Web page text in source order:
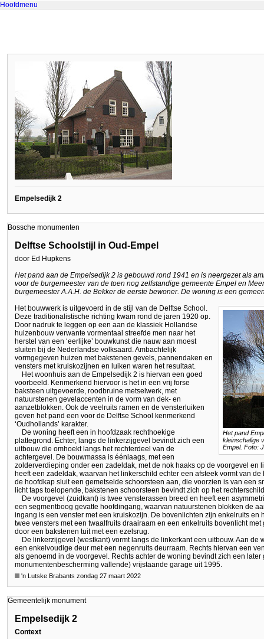
Hoofdmenu
Empelsedijk 2
Bossche monumenten
Delftse Schoolstijl in Oud-Empel
door Ed Hupkens
Het pand aan de Empelsedijk 2 is gebouwd rond 1941 en is neergezet als
voor de burgemeester van de toen nog zelfstandige gemeente Empel en
burgemeester A.A.H. de Bekker de eerste bewoner. De woning is een
Het pand
kleinschalige
Empel. Foto:
Het bouwwerk is uitgevoerd in de stijl van de Delftse School.
Deze traditionalistische richting kwam rond de jaren 1920 op.
Door nadruk te leggen op een aan de klassiek Hollandse
huizenbouw verwante vormentaal streefde men naar het
herstel van een ‘eerlijke’ bouwkunst die nauw aan moest
sluiten bij de Nederlandse volksaard. Ambachtelijk
vormgegeven huizen met bakstenen gevels, pannendaken en
vensters met kruiskozijnen en luiken waren het resultaat.
Het woonhuis aan de Empelsedijk 2 is hiervan een goed
voorbeeld. Kenmerkend hiervoor is het in een vrij forse
baksteen uitgevoerde, roodbruine metselwerk, met
natuurstenen gevelaccenten in de vorm van dek- en
aanzetblokken. Ook de veelruits ramen en de vensterluiken
geven het pand een voor de Delftse School kenmerkend
‘Oudhollands’ karakter.
De woning heeft een in hoofdzaak rechthoekige
plattegrond. Echter, langs de linkerzijgevel bevindt zich een
uitbouw die omhoekt langs het rechterdeel van de
achtergevel. De bouwmassa is éénlaags, met een
zolderverdieping onder een zadeldak, met de nok haaks op de voorgevel en
heeft een zadeldak, waarvan het linkerschild echter een afsteek vormt van
de hoofdkap sluit een gemetselde schoorsteen aan, die voorzien is van een
licht taps toelopende, bakstenen schoorsteen bevindt zich op het
De voorgevel (zuidkant) is twee vensterassen breed en heeft een
een segmentboog gevatte hoofdingang, waarvan natuurstenen blokken de
ingang is een venster met een kruiskozijn. De bovenlichten zijn enkelruits
twee vensters met een twaalfruits draairaam en een enkelruits bovenlicht
door een bakstenen tuit met een ezelsrug.
De linkerzijgevel (westkant) vormt langs de linkerkant een uitbouw. Aan de
een enkelvoudige deur met een negenruits deurraam. Rechts hiervan een
als genoemd in de voorgevel. Rechts achter de woning bevindt zich een
monumentenbescherming vallende) vrijstaande garage uit 1995.
'n Lutske Brabants zondag 27 maart 2022
Gemeentelijk monument
Empelsedijk 2
Context